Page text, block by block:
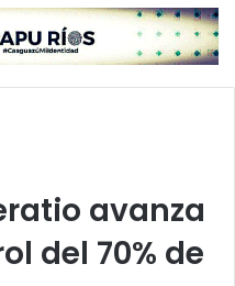
avanza
del 70% de